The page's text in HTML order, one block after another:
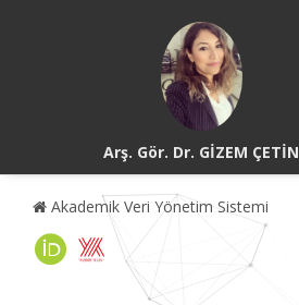
Arş. Gör. Dr. GİZEM ÇETİN
Akademik Veri Yönetim Sistemi